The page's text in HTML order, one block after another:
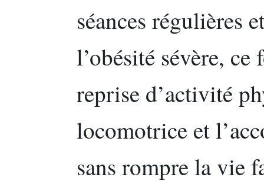
séances régulières
l’obésité sévère,
reprise d’activité
locomotrice et
sans rompre la vie